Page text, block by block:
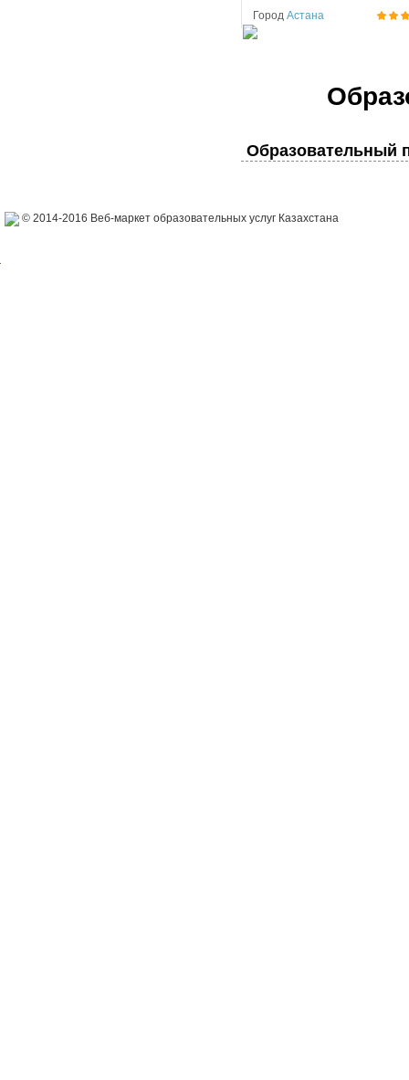
Город Астана
Образовательный
© 2014-2016 Веб-маркет образовательных услуг Казахстана